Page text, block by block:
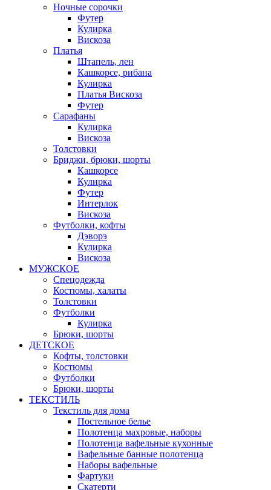
Ночные сорочки
Футер
Кулирка
Вискоза
Платья
Штапель, лен
Кашкорсе, рибана
Кулирка
Платья Вискоза
Футер
Сарафаны
Кулирка
Вискоза
Толстовки
Бриджи, брюки, шорты
Кашкорсе
Кулирка
Футер
Интерлок
Вискоза
Футболки, кофты
Дэворэ
Кулирка
Вискоза
МУЖСКОЕ
Спецодежда
Костюмы, халаты
Толстовки
Футболки
Кулирка
Брюки, шорты
ДЕТСКОЕ
Кофты, толстовки
Костюмы
Футболки
Брюки, шорты
ТЕКСТИЛЬ
Текстиль для дома
Постельное белье
Полотенца махровые, наборы
Полотенца вафельные кухонные
Вафельные банные полотенца
Наборы вафельные
Фартуки
Скатерти